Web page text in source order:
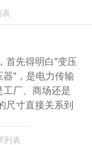
首先得明白"变压
"，是电力传输
厂、商场还是
尺寸直接关系到
列表